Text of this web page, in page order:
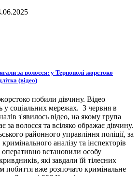
за волосся: у Тернополі жорстоко
(відео)
побили дівчину. Відео
соціальних мережах. 3 червня в
з'явилось відео, на якому група
за волосся та всіляко ображає дівчину.
районного управління поліції, за
аналізу та інспекторів
оперативно встановили особу
які завдали їй тілесних
побиття вже розпочато кримінальне